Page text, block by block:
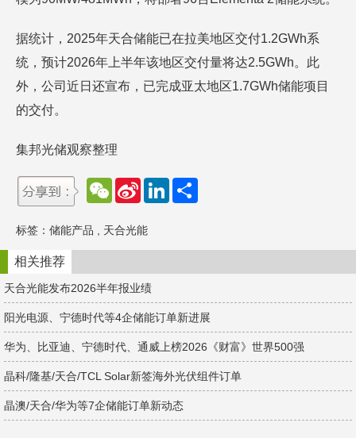
据统计，2025年天合储能已在拉美地区交付1.2GWh系
统，预计2026年上半年该地区交付量将达2.5GWh。此
外，公司近日还宣布，已完成亚太地区1.7GWh储能项目
的交付。
集邦光储观察整理
W
e
a
t
S
a
W
e
b
o
L
d
n
标签： 储能产品 天合光能
相关推荐
天合光能发布2026半年报业绩
阳光电源、宁德时代等4企储能订单新进展
华为、比亚迪、宁德时代、通威上榜2026《财富》世界500强
晶科/隆基/天合/TCL Solar新签海外光伏组件订单
晶澳/天合/华为等7企储能订单新动态